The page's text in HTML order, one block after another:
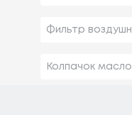
Фильтр
Колпачок